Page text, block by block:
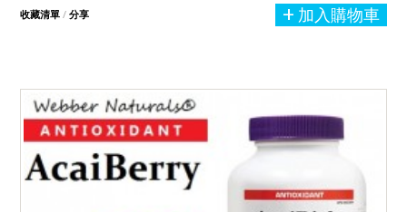
加入購物車
收藏清單 / 分享